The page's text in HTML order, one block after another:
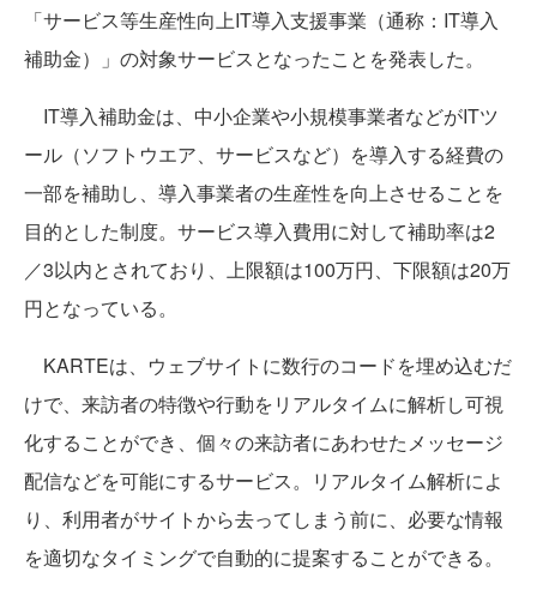
「サービス等生産性向上IT導入支援事業（通称：IT導入
補助金）」の対象サービスとなったことを発表した。
IT導入補助金は、中小企業や小規模事業者などがITツ
ール（ソフトウエア、サービスなど）を導入する経費の
一部を補助し、導入事業者の生産性を向上させることを
目的とした制度。サービス導入費用に対して補助率は2
／3以内とされており、上限額は100万円、下限額は20万
円となっている。
KARTEは、ウェブサイトに数行のコードを埋め込むだ
けで、来訪者の特徴や行動をリアルタイムに解析し可視
化することができ、個々の来訪者にあわせたメッセージ
配信などを可能にするサービス。リアルタイム解析によ
り、利用者がサイトから去ってしまう前に、必要な情報
を適切なタイミングで自動的に提案することができる。